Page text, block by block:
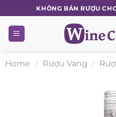
to
content
KHÔNG BÁN RƯỢU
Home / Rượu Vang /